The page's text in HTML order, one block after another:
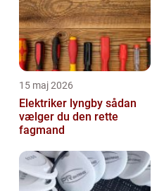
15 maj 2026
Elektriker lyngby sådan
vælger du den rette
fagmand